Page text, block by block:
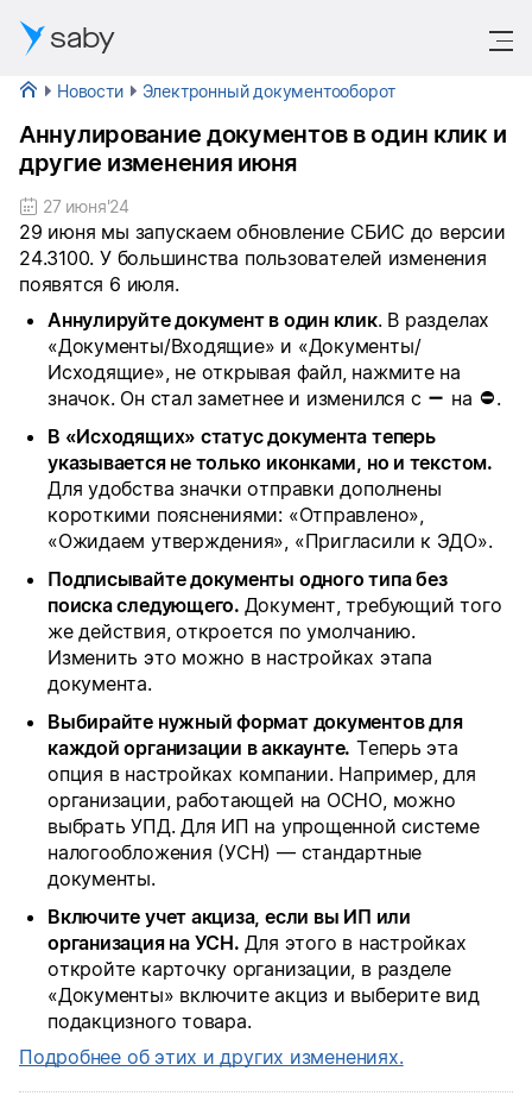
saby
Новости Электронный документооборот
Аннулирование документов в один клик и
другие изменения июня
27 июня'24
29 июня мы запускаем обновление СБИС до версии
24.3100. У большинства пользователей изменения
появятся 6 июля.
Аннулируйте документ в один клик. В разделах
«Документы/Входящие» и «Документы/
Исходящие», не открывая файл, нажмите на
значок. Он стал заметнее и изменился с ➖ на ⛔.
В «Исходящих» статус документа теперь
указывается не только иконками, но и текстом.
Для удобства значки отправки дополнены
короткими пояснениями: «Отправлено»,
«Ожидаем утверждения», «Пригласили к ЭДО».
Подписывайте документы одного типа без
поиска следующего. Документ, требующий того
же действия, откроется по умолчанию.
Изменить это можно в настройках этапа
документа.
Выбирайте нужный формат документов для
каждой организации в аккаунте. Теперь эта
опция в настройках компании. Например, для
организации, работающей на ОСНО, можно
выбрать УПД. Для ИП на упрощенной системе
налогообложения (УСН) — стандартные
документы.
Включите учет акциза, если вы ИП или
организация на УСН. Для этого в настройках
откройте карточку организации, в разделе
«Документы» включите акциз и выберите вид
подакцизного товара.
Подробнее об этих и других изменениях.